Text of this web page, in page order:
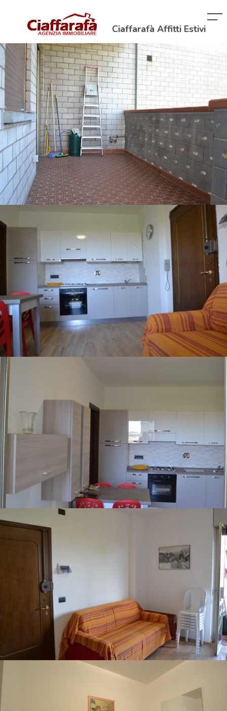
Ciaffarafà Affitti Estivi